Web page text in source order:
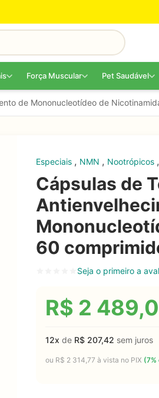
Força Muscular Pet Saudável
de Mononucleotídeo de
Especiais , NMN , Nootrópicos ,
Cápsulas de
60
Seja o primeiro a
R$ 2
12x de R$ 207,42 sem juros
ou R$ 2 314,77 à vista no PIX (7%